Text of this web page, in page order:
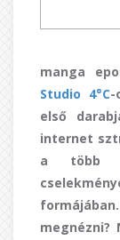
manga
Studio 4°C-
első
internet
a több
megnézni?